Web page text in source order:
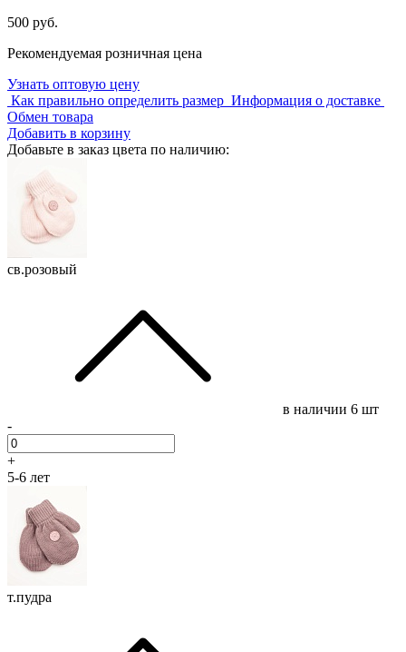
500 руб.
Рекомендуемая розничная цена
Узнать оптовую цену
Как правильно определить размер Информация о доставке
Обмен товара
Добавить в корзину
Добавьте в заказ цвета по наличию:
св.розовый
в наличии 6 шт
-
+
5-6 лет
т.пудра